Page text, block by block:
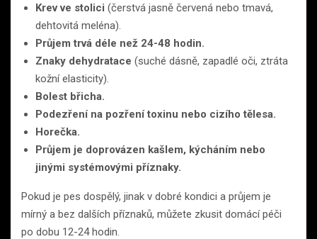
Krev ve stolici (čerstvá jasně červená nebo tmavá,
dehtovitá meléna).
Průjem trvá déle než 24-48 hodin.
Znaky dehydratace (suché dásně, zapadlé oči, ztráta
kožní elasticity).
Bolest břicha.
Podezření na pozření toxinu nebo cizího tělesa.
Horečka.
Průjem je doprovázen kašlem, kýcháním nebo
jinými systémovými příznaky.
Pokud je pes dospělý, jinak v dobré kondici a průjem je
mírný a bez dalších příznaků, můžete zkusit domácí péči
po dobu 12-24 hodin.